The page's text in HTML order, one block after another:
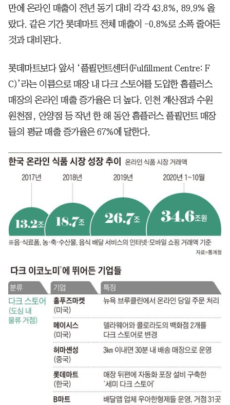
만에 온라인 매출이 전년 동기 대비 각각 43.8%, 89.9% 올
랐다. 같은 기간 롯데마트 전체 매출이 -0.8%로 소폭 줄어든
것과 대비된다.
롯데마트보다 앞서 ‘풀필먼트센터(Fulfillment Centre: F
C)’라는 이름으로 매장 내 다크 스토어를 도입한 홈플러스
매장의 온라인 매출 증가율은 더 높다. 인천 계산점과 수원
원천점, 안양점 등 작년 한 해 동안 홈플러스 풀필먼트 매장
들의 평균 매출 증가율은 67%에 달한다.